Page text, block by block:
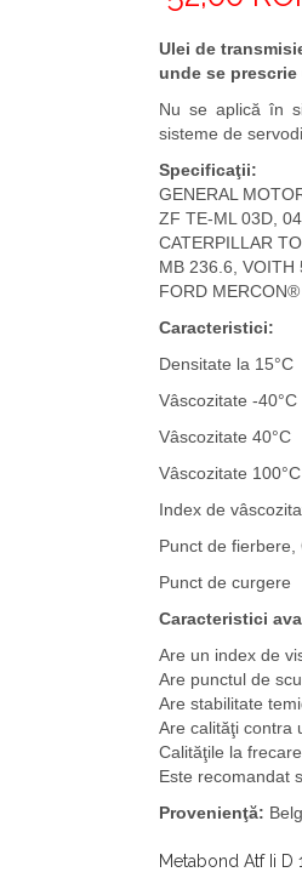
Ulei de
unde se
Nu se aplică în
sisteme de
Specificaţii:
GENERAL
ZF TE-ML 03D,
CATERPILLAR
MB 236.6, VOITH
FORD
Caracteristici:
Densitate la
Vâscozitate -
Vâscozitate
Vâscozitate
Index de
Punct de
Punct de
Caracteristici
Are un index de
Are punctul de
Are stabilitate
Are calităţi contra
Calităţile la
Este recomandat
Provenienţă:
Metabond Atf Ii D